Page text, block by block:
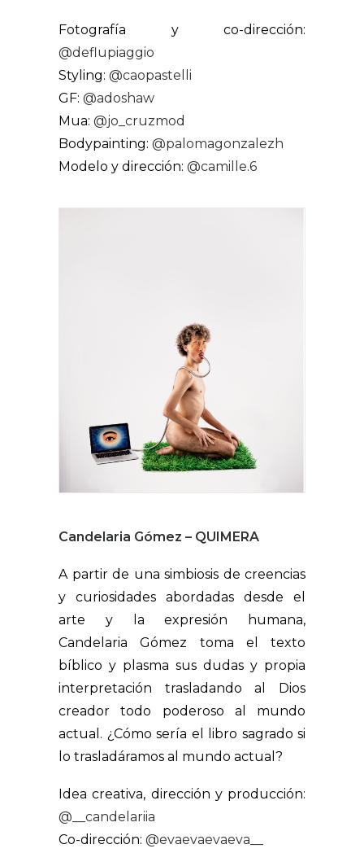
Fotografía y co-dirección:
@deflupiaggio
Styling: @caopastelli
GF: @adoshaw
Mua: @jo_cruzmod
Bodypainting: @palomagonzalezh
Modelo y dirección: @camille.6
Candelaria Gómez – QUIMERA
A partir de una simbiosis de creencias
y curiosidades abordadas desde el
arte y la expresión humana,
Candelaria Gómez toma el texto
bíblico y plasma sus dudas y propia
interpretación trasladando al Dios
creador todo poderoso al mundo
actual. ¿Cómo sería el libro sagrado si
lo trasladáramos al mundo actual?
Idea creativa, dirección y producción:
@__candelariia
Co-dirección: @evaevaevaeva__